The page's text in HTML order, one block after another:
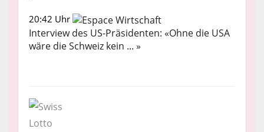
20:42 Uhr
Interview des US-Präsidenten: «Ohne die USA
wäre die Schweiz kein ... »